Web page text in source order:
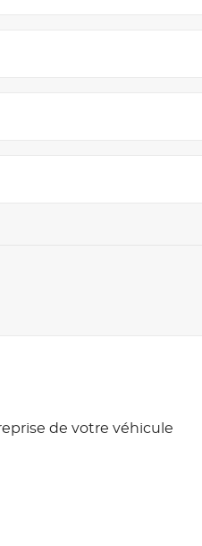
de votre véhicule